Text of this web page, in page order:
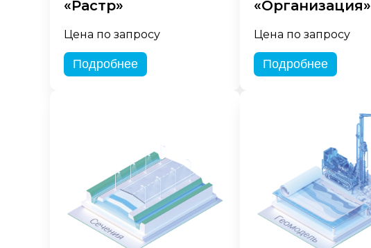
«Растр»
Цена по запросу
Подробнее
«Организация»
Цена по запросу
Подробнее